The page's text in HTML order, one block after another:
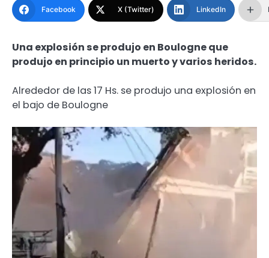
Facebook X (Twitter) LinkedIn
Una explosión se produjo en Boulogne que
produjo en principio un muerto y varios heridos.
Alrededor de las 17 Hs. se produjo una explosión en
el bajo de Boulogne